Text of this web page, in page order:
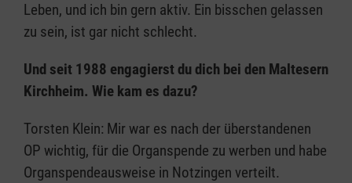
Leben, und ich bin gern aktiv. Ein bisschen gelassen
zu sein, ist gar nicht schlecht.
Und seit 1988 engagierst du dich bei den Maltesern
Kirchheim. Wie kam es dazu?
Torsten Klein: Mir war es nach der überstandenen
OP wichtig, für die Organspende zu werben und habe
Organspendeausweise in Notzingen verteilt.